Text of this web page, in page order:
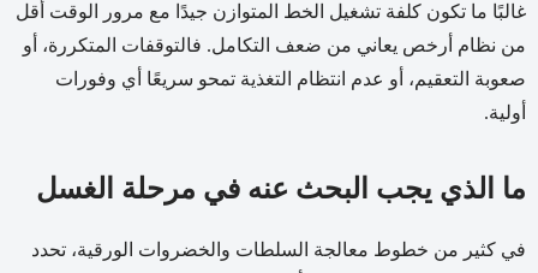
غالبًا ما تكون كلفة تشغيل الخط المتوازن جيدًا مع مرور الوقت أقل
من نظام أرخص يعاني من ضعف التكامل. فالتوقفات المتكررة، أو
صعوبة التعقيم، أو عدم انتظام التغذية تمحو سريعًا أي وفورات
أولية.
ما الذي يجب البحث عنه في مرحلة الغسل
في كثير من خطوط معالجة السلطات والخضروات الورقية، تحدد